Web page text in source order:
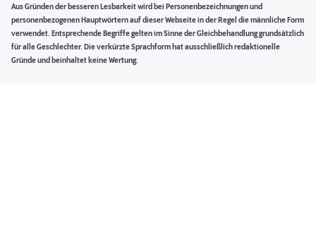
Aus Gründen der besseren Lesbarkeit wird bei Personenbezeichnungen und
personenbezogenen Hauptwörtern auf dieser Webseite in der Regel die männliche Form
verwendet. Entsprechende Begriffe gelten im Sinne der Gleichbehandlung grundsätzlich
für alle Geschlechter. Die verkürzte Sprachform hat ausschließlich redaktionelle
Gründe und beinhaltet keine Wertung.